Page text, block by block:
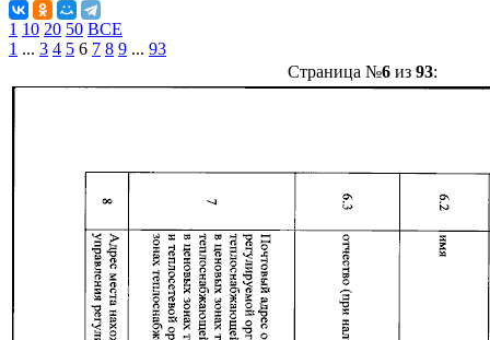
1 10 20 50 ВСЕ
1 ... 3 4 5 6 7 8 9 ... 93
Страница №6из 93: